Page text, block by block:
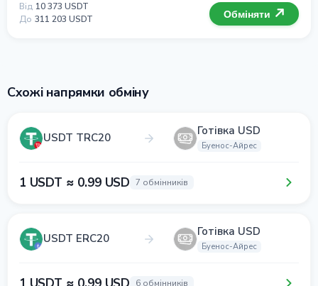
Від 10 373 USDT
До 311 203 USDT Обміняти
Схожі напрямки обміну
USDT TRC20 Готівка USD
Буенос-Айрес
1 USDT ≈ 0.99 USD 7 обмінників
USDT ERC20 Готівка USD
Буенос-Айрес
6 обмінників